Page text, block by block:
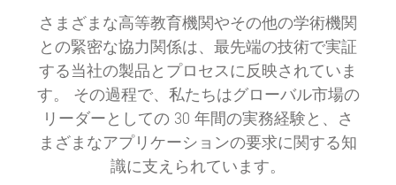
さまざまな高等教育機関やその他の学術機関
との緊密な協力関係は、最先端の技術で実証
する当社の製品とプロセスに反映されていま
す。 その過程で、私たちはグローバル市場の
リーダーとしての 30 年間の実務経験と、さ
まざまなアプリケーションの要求に関する知
識に支えられています。